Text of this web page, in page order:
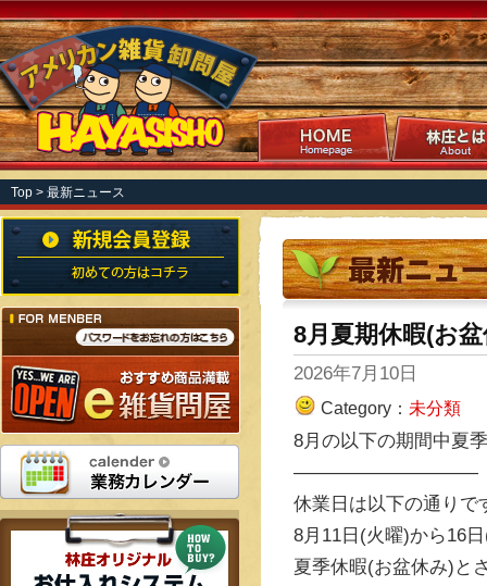
Top > 最新ニュース
8月夏期休暇(お
2026年7月10日
Category： 未分類
8月の以下の期間中夏
——————————
休業日は以下の通りで
8月11日(火曜)から16
夏季休暇(お盆休み)と